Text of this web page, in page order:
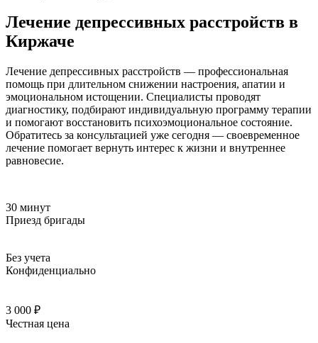
Лечение депрессивных расстройств в
Киржаче
Лечение депрессивных расстройств — профессиональная
помощь при длительном снижении настроения, апатии и
эмоциональном истощении. Специалисты проводят
диагностику, подбирают индивидуальную программу терапии
и помогают восстановить психоэмоциональное состояние.
Обратитесь за консультацией уже сегодня — своевременное
лечение помогает вернуть интерес к жизни и внутреннее
равновесие.
30 минут
Приезд бригады
Без учета
Конфиденциально
3 000 ₽
Честная цена